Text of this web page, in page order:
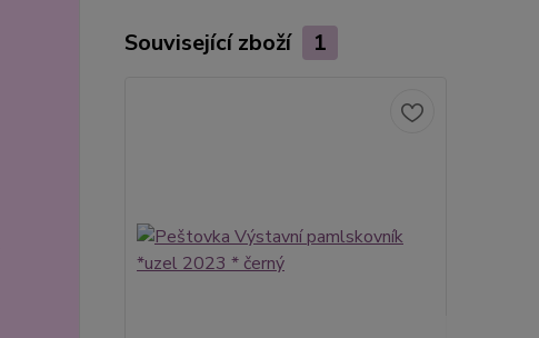
Související zboží 1